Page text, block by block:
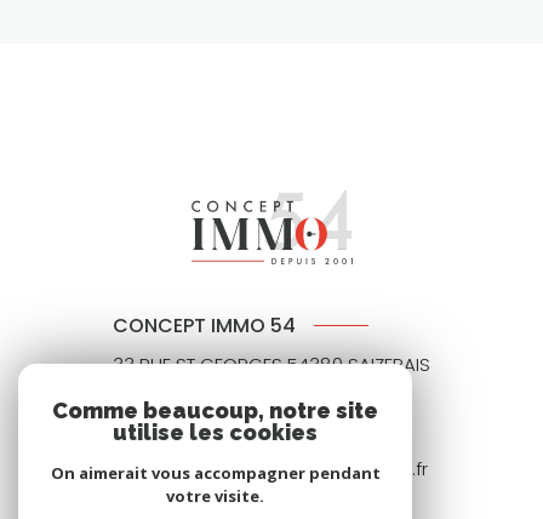
CONCEPT IMMO 54
33 RUE ST GEORGES 54380 SAIZERAIS
03 83 43 01 28
regis.chretien@concept-immo54.fr
Comme beaucoup, notre site
utilise les cookies
On aimerait vous accompagner pendant
votre visite.